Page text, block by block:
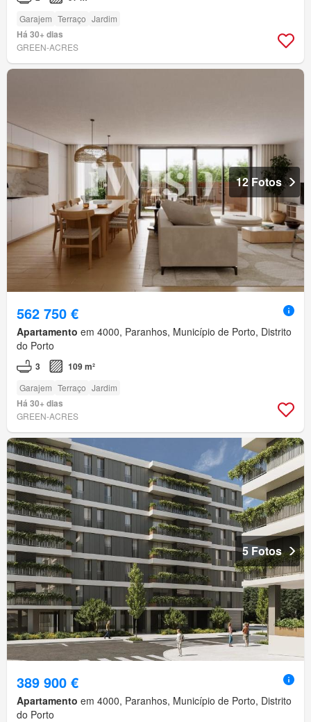
Garajem Terraço Jardim
Há 30+ dias
GREEN-ACRES
12 Fotos
562 750 €
Apartamento em 4000, Paranhos, Município de Porto, Distrito
do Porto
3 109 m²
Garajem Terraço Jardim
Há 30+ dias
GREEN-ACRES
5 Fotos
389 900 €
Apartamento em 4000, Paranhos, Município de Porto, Distrito
do Porto